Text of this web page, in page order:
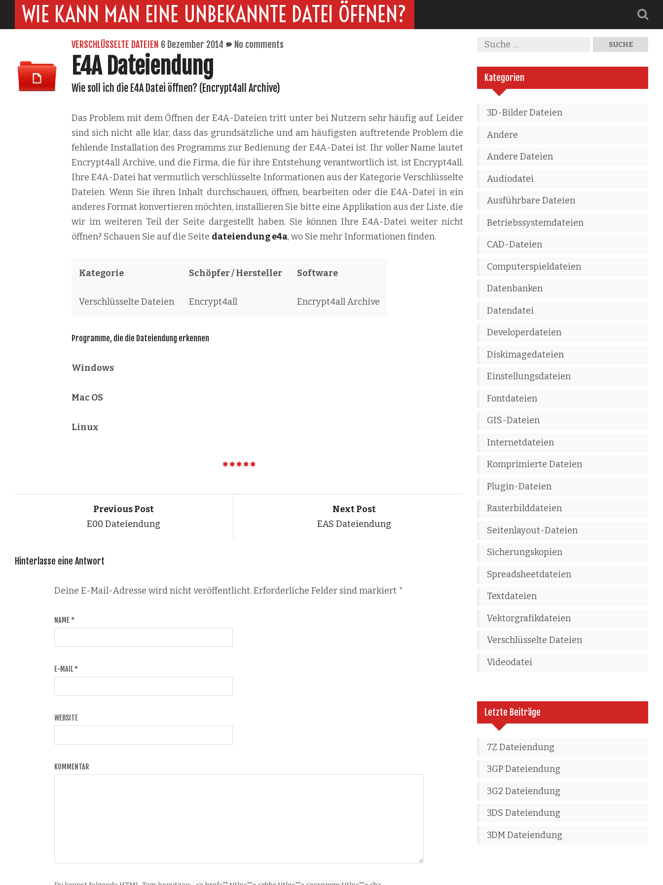
WIE KANN MAN EINE UNBEKANNTE DATEI ÖFFNEN?
VERSCHLÜSSELTE DATEIEN 6 Dezember 2014 No comments
E4A Dateiendung
Wie soll ich die E4A Datei öffnen? (Encrypt4all Archive)
Das Problem mit dem Öffnen der E4A-Dateien tritt unter bei Nutzern sehr häufig auf. Leider
sind sich nicht alle klar, dass das grundsätzliche und am häufigsten auftretende Problem die
fehlende Installation des Programms zur Bedienung der E4A-Datei ist. Ihr voller Name lautet
Encrypt4all Archive, und die Firma, die für ihre Entstehung verantwortlich ist, ist Encrypt4all.
Ihre E4A-Datei hat vermutlich verschlüsselte Informationen aus der Kategorie Verschlüsselte
Dateien. Wenn Sie ihren Inhalt durchschauen, öffnen, bearbeiten oder die E4A-Datei in ein
anderes Format konvertieren möchten, installieren Sie bitte eine Applikation aus der Liste, die
wir im weiteren Teil der Seite dargestellt haben. Sie können Ihre E4A-Datei weiter nicht
öffnen? Schauen Sie auf die Seite dateiendung e4a, wo Sie mehr Informationen finden.
Kategorie Schöpfer / Hersteller Software
Verschlüsselte Dateien Encrypt4all Encrypt4all Archive
Programme, die die Dateiendung erkennen
Windows
Mac OS
Linux
Previous Post
E00 Dateiendung
Next Post
EAS Dateiendung
Hinterlasse eine Antwort
Deine E-Mail-Adresse wird nicht veröffentlicht. Erforderliche Felder sind markiert *
NAME*
E-MAIL*
WEBSITE
KOMMENTAR
Kategorien
3D-Bilder Dateien
Andere
Andere Dateien
Audiodatei
Ausführbare Dateien
Betriebssystemdateien
CAD-Dateien
Computerspieldateien
Datenbanken
Datendatei
Developerdateien
Diskimagedateien
Einstellungsdateien
Fontdateien
GIS-Dateien
Internetdateien
Komprimierte Dateien
Plugin-Dateien
Rasterbilddateien
Seitenlayout-Dateien
Sicherungskopien
Spreadsheetdateien
Textdateien
Vektorgrafikdateien
Verschlüsselte Dateien
Videodatei
Letzte Beiträge
7Z Dateiendung
3GP Dateiendung
3G2 Dateiendung
3DS Dateiendung
3DM Dateiendung